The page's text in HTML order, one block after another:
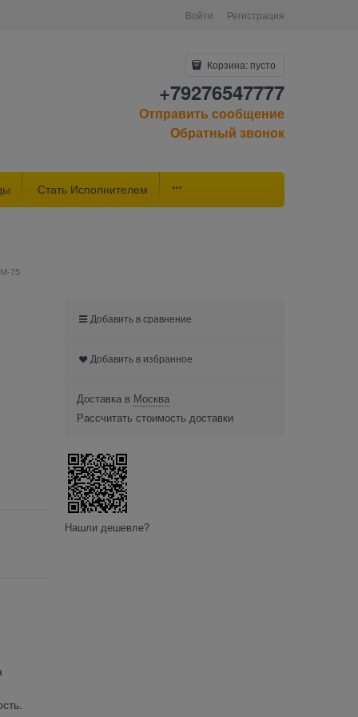
Войти Регистрация
Корзина: пусто
+79276547777
Отправить сообщение
Обратный звонок
Стать Исполнителем
М-75
Добавить в сравнение
Добавить в избранное
Доставка в Москва
Рассчитать стоимость доставки
Нашли дешевле?